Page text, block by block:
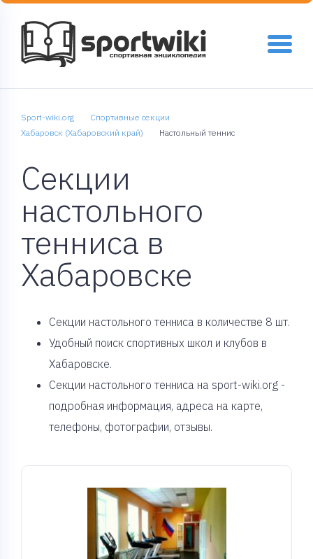
Sport-wiki.org
Спортивные секции
Хабаровск (Хабаровский край)
Настольный теннис
Секции
настольного
тенниса в
Хабаровске
Cекции настольного тенниса в количестве 8 шт.
Удобный поиск спортивных школ и клубов в
Хабаровске.
Секции настольного тенниса на sport-wiki.org -
подробная информация, адреса на карте,
телефоны, фотографии, отзывы.